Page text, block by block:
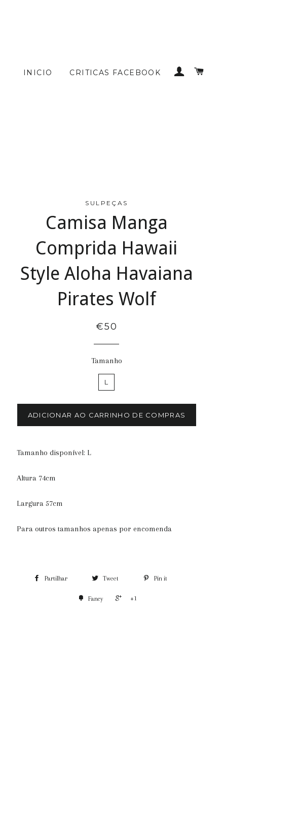
INICIO CRITICAS FACEBOOK INICIAR SESSÃO
SULPEÇAS
Camisa Manga
Comprida Hawaii
Style Aloha Havaiana
Pirates Wolf
€50
Tamanho
L
ADICIONAR AO CARRINHO DE COMPRAS
Tamanho disponível: L
Altura 74cm
Largura 57cm
Para outros tamanhos apenas por encomenda
Partilhar Tweet Pin it
Fancy +1